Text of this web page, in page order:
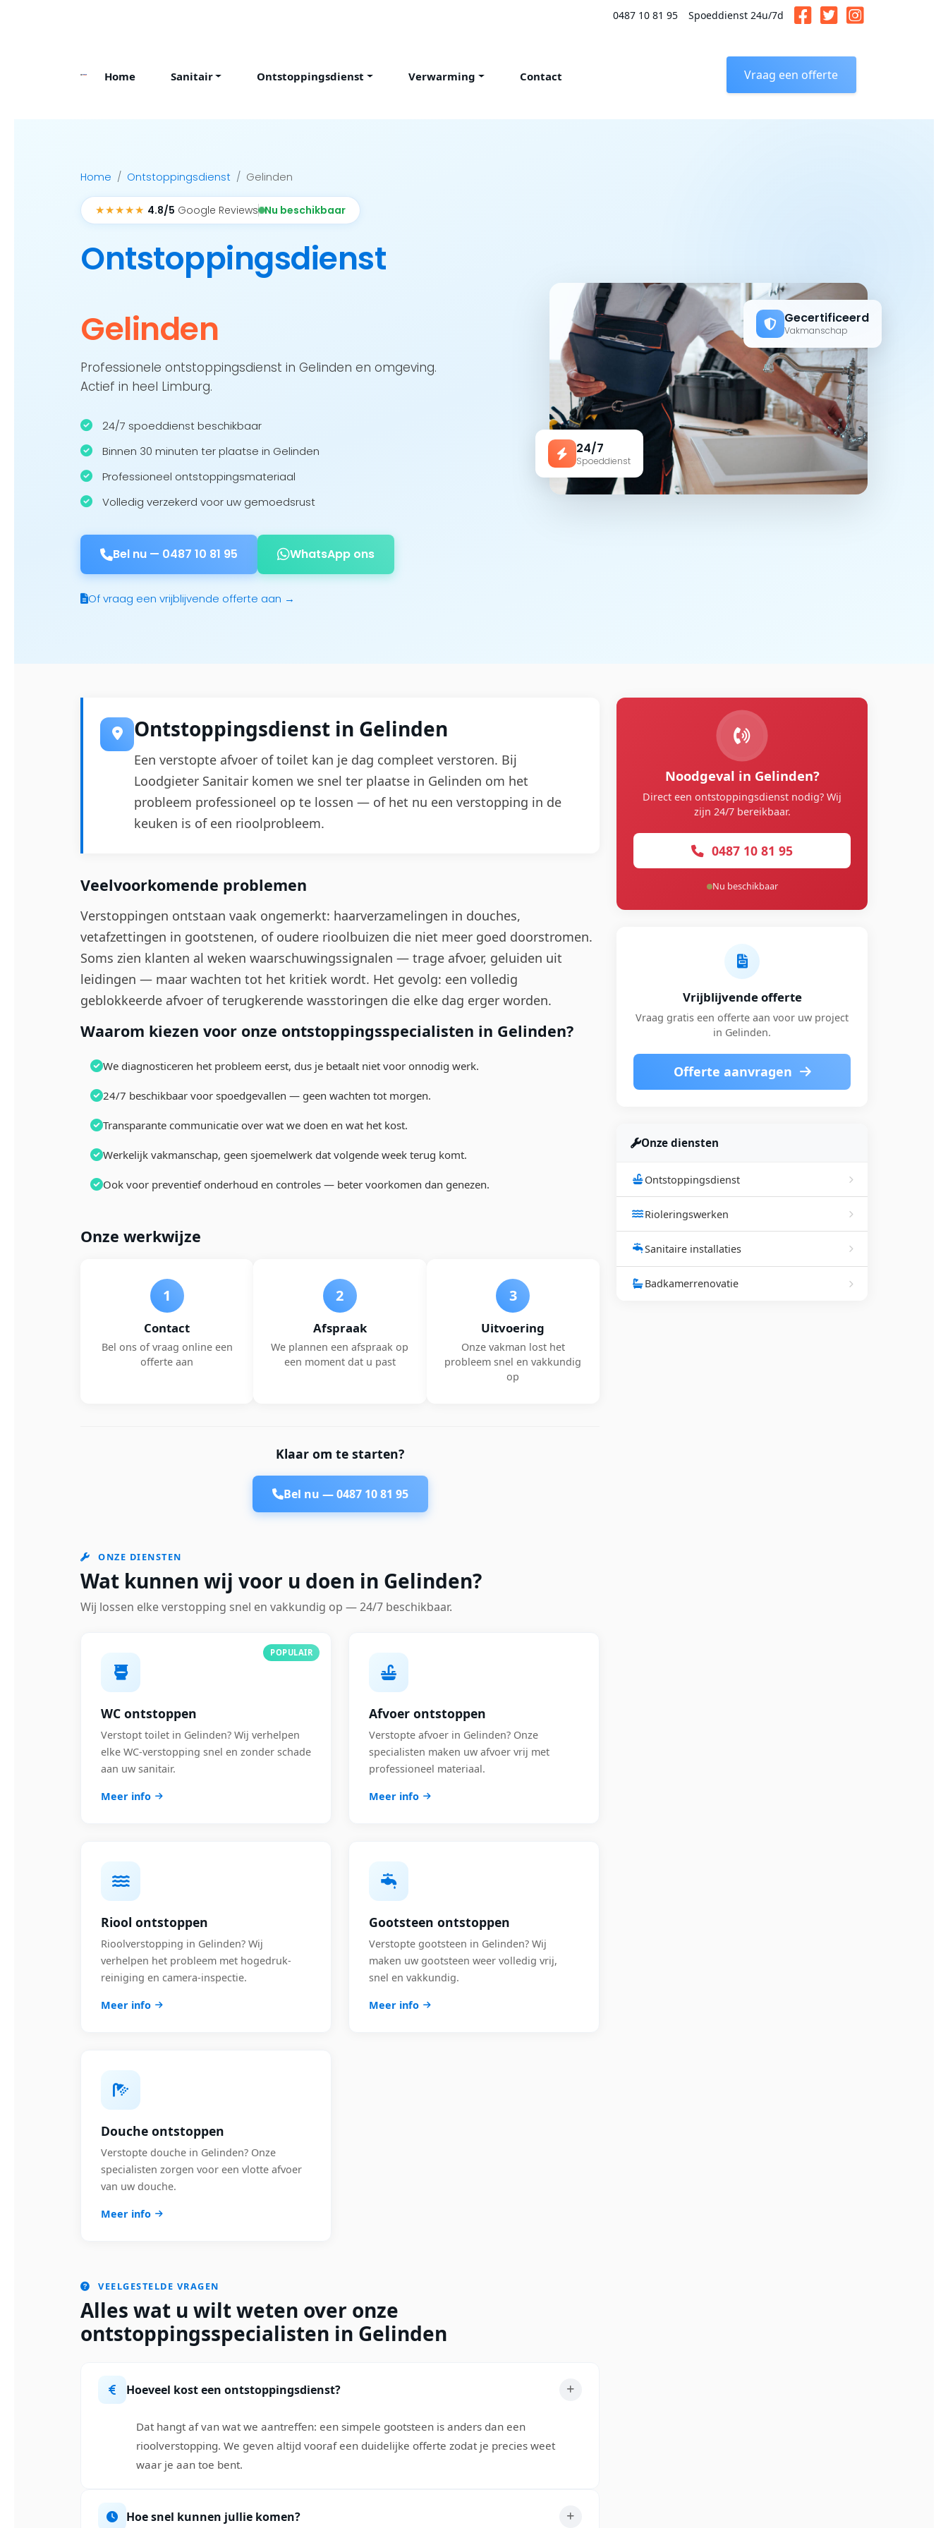
0487 10 81 95 Spoeddienst 24u/7d
Home Sanitair Ontstoppingsdienst Verwarming Contact Vraag een offerte
Home Ontstoppingsdienst Gelinden
★★★★★ 4.8/5 Google Reviews Nu beschikbaar
Ontstoppingsdienst
Gelinden
Professionele ontstoppingsdienst in Gelinden en omgeving.
Actief in heel Limburg.
24/7 spoeddienst beschikbaar
Binnen 30 minuten ter plaatse in Gelinden
Professioneel ontstoppingsmateriaal
Volledig verzekerd voor uw gemoedsrust
Bel nu — 0487 10 81 95 WhatsApp ons
Of vraag een vrijblijvende offerte aan →
24/7
Spoeddienst
Gecertificeerd
Vakmanschap
Ontstoppingsdienst in Gelinden
Een verstopte afvoer of toilet kan je dag compleet verstoren. Bij
Loodgieter Sanitair komen we snel ter plaatse in Gelinden om het
probleem professioneel op te lossen — of het nu een verstopping in de
keuken is of een rioolprobleem.
Veelvoorkomende problemen
Verstoppingen ontstaan vaak ongemerkt: haarverzamelingen in douches,
vetafzettingen in gootstenen, of oudere rioolbuizen die niet meer goed doorstromen.
Soms zien klanten al weken waarschuwingssignalen — trage afvoer, geluiden uit
leidingen — maar wachten tot het kritiek wordt. Het gevolg: een volledig
geblokkeerde afvoer of terugkerende wasstoringen die elke dag erger worden.
Waarom kiezen voor onze ontstoppingsspecialisten in Gelinden?
We diagnosticeren het probleem eerst, dus je betaalt niet voor onnodig werk.
24/7 beschikbaar voor spoedgevallen — geen wachten tot morgen.
Transparante communicatie over wat we doen en wat het kost.
Werkelijk vakmanschap, geen sjoemelwerk dat volgende week terug komt.
Ook voor preventief onderhoud en controles — beter voorkomen dan genezen.
Onze werkwijze
1
Contact
Bel ons of vraag online een
offerte aan
2
Afspraak
We plannen een afspraak op
een moment dat u past
3
Uitvoering
Onze vakman lost het
probleem snel en vakkundig
op
Klaar om te starten?
Bel nu —0487 10 81 95
ONZE DIENSTEN
Wat kunnen wij voor u doen in Gelinden?
Wij lossen elke verstopping snel en vakkundig op — 24/7 beschikbaar.
POPULAIR
WC ontstoppen
Verstopt toilet in Gelinden? Wij verhelpen
elke WC-verstopping snel en zonder schade
aan uw sanitair.
Meer info
Afvoer ontstoppen
Verstopte afvoer in Gelinden? Onze
specialisten maken uw afvoer vrij met
professioneel materiaal.
Meer info
Riool ontstoppen
Rioolverstopping in Gelinden? Wij
verhelpen het probleem met hogedruk-
reiniging en camera-inspectie.
Meer info
Gootsteen ontstoppen
Verstopte gootsteen in Gelinden? Wij
maken uw gootsteen weer volledig vrij,
snel en vakkundig.
Meer info
Douche ontstoppen
Verstopte douche in Gelinden? Onze
specialisten zorgen voor een vlotte afvoer
van uw douche.
Meer info
VEELGESTELDE VRAGEN
Alles wat u wilt weten over onze
ontstoppingsspecialisten in Gelinden
Hoeveel kost een ontstoppingsdienst?
Dat hangt af van wat we aantreffen: een simpele gootsteen is anders dan een
rioolverstopping. We geven altijd vooraf een duidelijke offerte zodat je precies weet
waar je aan toe bent.
Hoe snel kunnen jullie komen?
Noodgeval in Gelinden?
Direct een ontstoppingsdienst nodig? Wij
zijn 24/7 bereikbaar.
0487 10 81 95
Nu beschikbaar
Vrijblijvende offerte
Vraag gratis een offerte aan voor uw project
in Gelinden.
Offerte aanvragen
Onze diensten
Ontstoppingsdienst
Rioleringswerken
Sanitaire installaties
Badkamerrenovatie